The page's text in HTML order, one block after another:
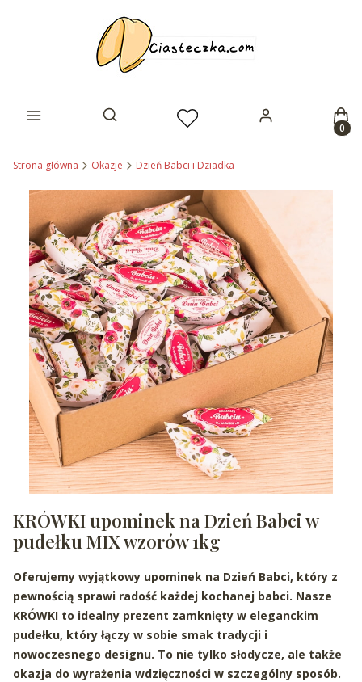
Otwórz wyszukiwarkę
Strona główna Okazje Dzień Babci i Dziadka
KRÓWKI upominek na Dzień Babci w
pudełku MIX wzorów 1kg
Oferujemy wyjątkowy upominek na Dzień Babci, który z
pewnością sprawi radość każdej kochanej babci. Nasze
KRÓWKI to idealny prezent zamknięty w eleganckim
pudełku, który łączy w sobie smak tradycji i
nowoczesnego designu. To nie tylko słodycze, ale także
okazja do wyrażenia wdzięczności w szczególny sposób.